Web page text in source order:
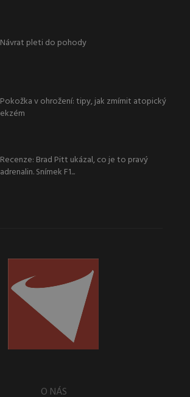
Návrat pleti do pohody
Pokožka v ohrožení: tipy, jak zmírnit atopický
ekzém
Recenze: Brad Pitt ukázal, co je to pravý
adrenalin. Snímek F1...
O NÁS